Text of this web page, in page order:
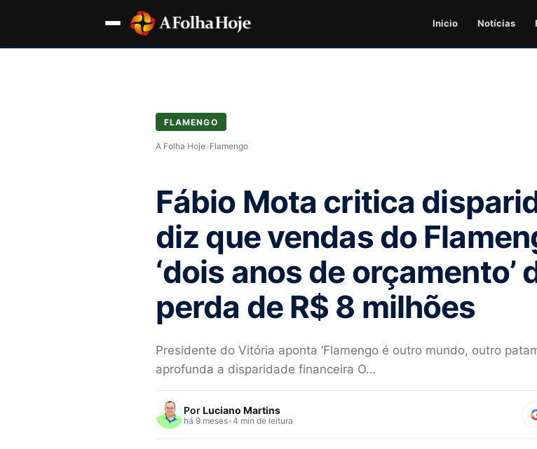
Inicio Notícias
FLAMENGO
A Folha Hoje› Flamengo
Fábio Mota critica
diz que vendas do
‘dois anos de
perda de R$ 8 milhões
Presidente do Vitória aponta ‘Flamengo é outro mundo, outro
aprofunda a disparidade financeira O…
PorLuciano Martins
há 9 meses•4 min de leitura